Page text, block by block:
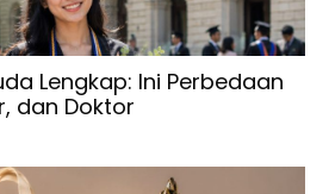
Lengkap: Ini Perbedaan
dan Doktor